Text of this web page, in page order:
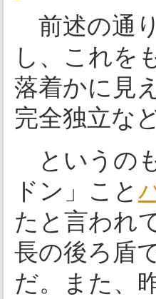
前述の通
し、これを
落着かに見
完全独立な
というの
ドン」こと
たと言われ
長の後ろ盾
だ。また、